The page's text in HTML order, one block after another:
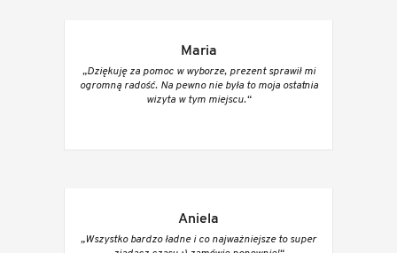
Maria
„Dziękuję za pomoc w wyborze, prezent sprawił mi
ogromną radość. Na pewno nie była to moja ostatnia
wizyta w tym miejscu.“
Aniela
„Wszystko bardzo ładne i co najważniejsze to super